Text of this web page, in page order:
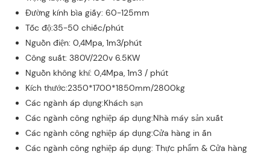
Đường kính bìa giấy: 60-125mm
Tốc độ:35-50 chiếc/phút
Nguồn điện: 0,4Mpa, 1m3/phút
Công suất: 380V/220v 6.5KW
Nguồn không khí: 0,4Mpa, 1m3 / phút
Kích thước:2350*1700*1850mm/2800kg
Các ngành áp dụng:Khách sạn
Các ngành công nghiệp áp dụng:Nhà máy sản xuất
Các ngành công nghiệp áp dụng:Cửa hàng in ấn
Các ngành công nghiệp áp dụng: Thực phẩm & Cửa hàng